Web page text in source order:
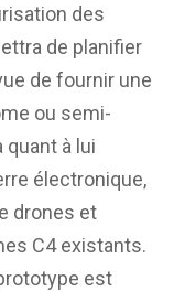
des
de planifier
de fournir une
ou semi-
quant à lui
électronique,
drones et
C4 existants.
est